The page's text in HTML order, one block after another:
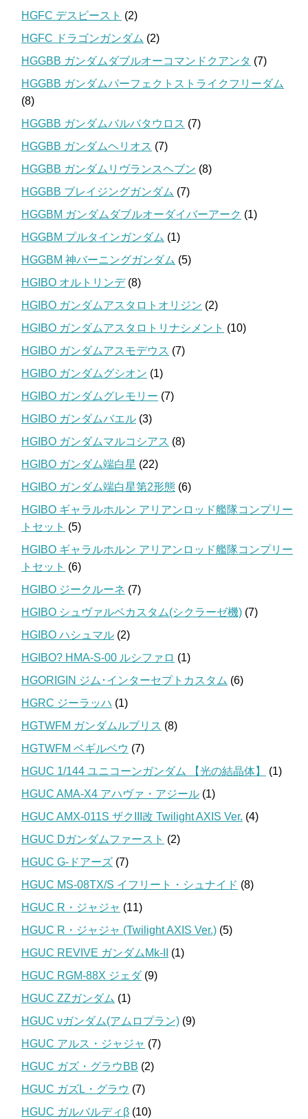
HGFC デスビースト (2)
HGFC ドラゴンガンダム (2)
HGGBB ガンダムダブルオーコマンドクアンタ (7)
HGGBB ガンダムパーフェクトストライクフリーダム
(8)
HGGBB ガンダムバルバタウロス (7)
HGGBB ガンダムヘリオス (7)
HGGBB ガンダムリヴランスヘブン (8)
HGGBB ブレイジングガンダム (7)
HGGBM ガンダムダブルオーダイバーアーク (1)
HGGBM プルタインガンダム (1)
HGGBM 神バーニングガンダム (5)
HGIBO オルトリンデ(8)
HGIBO ガンダムアスタロトオリジン (2)
HGIBO ガンダムアスタロトリナシメント (10)
HGIBO ガンダムアスモデウス (7)
HGIBO ガンダムグシオン (1)
HGIBO ガンダムグレモリー (7)
HGIBO ガンダムバエル (3)
HGIBO ガンダムマルコシアス (8)
HGIBO ガンダム端白星 (22)
HGIBO ガンダム端白星第2形態 (6)
HGIBO ギャラルホルン アリアンロッド艦隊コンプリー
トセット (5)
HGIBO ギャラルホルン アリアンロッド艦隊コンプリー
トセット (6)
HGIBO ジークルーネ (7)
HGIBO シュヴァルベカスタム(シクラーゼ機) (7)
HGIBO ハシュマル (2)
HGIBO? HMA-S-00 ルシファロ (1)
HGORIGIN ジム･インターセプトカスタム (6)
HGRC ジーラッハ (1)
HGTWFM ガンダムルブリス (8)
HGTWFM ベギルベウ (7)
HGUC 1/144 ユニコーンガンダム 【光の結晶体】
(1)
HGUC AMA-X4 アハヴァ・アジール (1)
HGUC AMX-011S ザクIII改 Twilight AXIS Ver. (4)
HGUC Dガンダムファースト (2)
HGUC G-ドアーズ (7)
HGUC MS-08TX/S イフリート・シュナイド (8)
HGUC R・ジャジャ (11)
HGUC R・ジャジャ (Twilight AXIS Ver.) (5)
HGUC REVIVE ガンダムMk-II
(1)
HGUC RGM-88X ジェダ(9)
HGUC ZZガンダム (1)
HGUC νガンダム(アムロプラン) (9)
HGUC アルス・ジャジャ (7)
HGUC ガズ・グラウBB (2)
HGUC ガズL・グラウ (7)
HGUC ガルバルディβ (10)